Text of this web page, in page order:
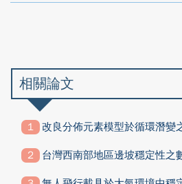
相關論文
改良分佈元素模型於循環潛變
台灣西南部地區邊坡穩定性之